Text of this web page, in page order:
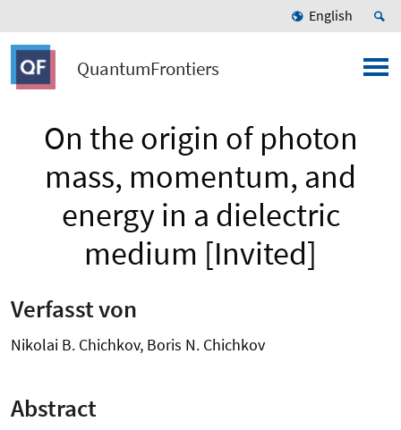
English
QuantumFrontiers
On the origin of photon
mass, momentum, and
energy in a dielectric
medium [Invited]
Verfasst von
Nikolai B. Chichkov, Boris N. Chichkov
Abstract